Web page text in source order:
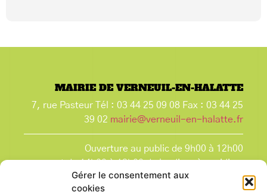
Gérer le consentement aux
cookies
MAIRIE DE VERNEUIL-EN-HALATTE
7, rue Pasteur Tél : 03 44 25 09 08 Fax : 03 44 25
39 02 mairie@verneuil-en-halatte.fr
Ouverture au public de 9h00 à 12h00
et de 14h00 à 18h00 du lundi après-midi au
vendredi,